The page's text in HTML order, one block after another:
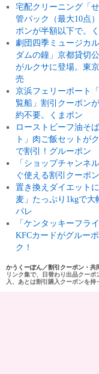
宅配クリーニング「
管パック（最大10点
ポンが半額以下で。
劇団四季ミュージカ
ダムの鐘」京都貸切
がルクサに登場。東
売
京浜フェリーボート
覧船」割引クーポン
約不要。くまポン
ローストビーフ油そ
ト」肉ご飯セットが
で割引！グルーポン
「ショップチャンネ
ぐ使える割引クーポ
置き換えダイエット
麦」たっぷり1kgで大
パレ
「ケンタッキーフラ
KFCカードがグルー
ク！
かうくーぽん／割引クーポン・共
リンク集で、日替わり出品クー
入、あとは割引購入クーポンを持